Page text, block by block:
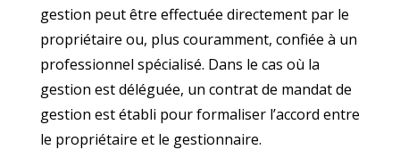
gestion peut être effectuée directement par le
propriétaire ou, plus couramment, confiée à un
professionnel spécialisé. Dans le cas où la
gestion est déléguée, un contrat de mandat de
gestion est établi pour formaliser l’accord entre
le propriétaire et le gestionnaire.